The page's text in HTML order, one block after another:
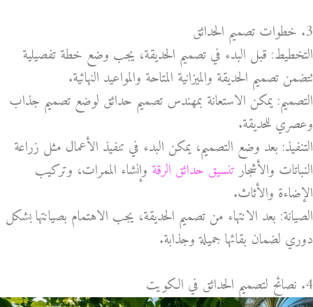
3. خطوات تصميم الحدائق
التخطيط: قبل البدء في تصميم الحديقة، يجب وضع خطة تفصيلية
تتضمن تصميم الحديقة والميزانية المتاحة والمواعيد النهائية.
التصميم: يمكن الاستعانة بمهندس تصميم حدائق لوضع تصميم جذاب
وعصري للحديقة.
التنفيذ: بعد وضع التصميم، يمكن البدء في تنفيذ الأعمال مثل زراعة
النباتات والأشجارتنسيق حدائق الرقة وإنشاء الممرات، وتركيب
الإضاءة والأثاث.
الصيانة: بعد الانتهاء من تصميم الحديقة، يجب الاهتمام بصيانتها بشكل
دوري لضمان بقائها جميلة وجذابة.
4. نصائح لتصميم الحدائق في الكويت